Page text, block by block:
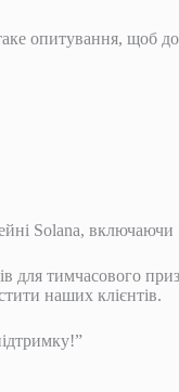
опитування, щоб
Solana, включаючи
тимчасового
наших клієнтів.